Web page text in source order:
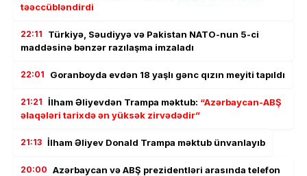
təəccübləndirdi
22:11
Türkiyə, Səudiyyə və Pakistan NATO-nun 5-ci
maddəsinə bənzər razılaşma imzaladı
22:01 Goranboyda evdən 18 yaşlı gənc qızın meyiti tapıldı
21:21 İlham Əliyevdən Trampa məktub: “Azərbaycan-ABŞ
əlaqələri tarixdə ən yüksək zirvədədir”
21:13 İlham Əliyev Donald Trampa məktub ünvanlayıb
20:00 Azərbaycan və ABŞ prezidentləri arasında telefon